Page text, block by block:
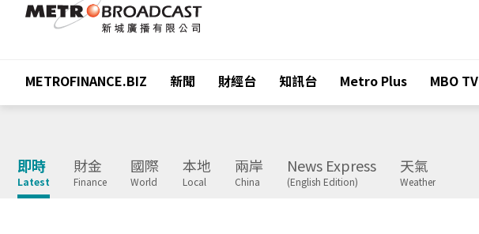
METROFINANCE.BIZ 新聞 財經台 知訊台 Metro Plus MBO TV
即時
Latest
財金
Finance
國際
World
本地
Local
兩岸
China
News Express
(English Edition)
天氣
Weather